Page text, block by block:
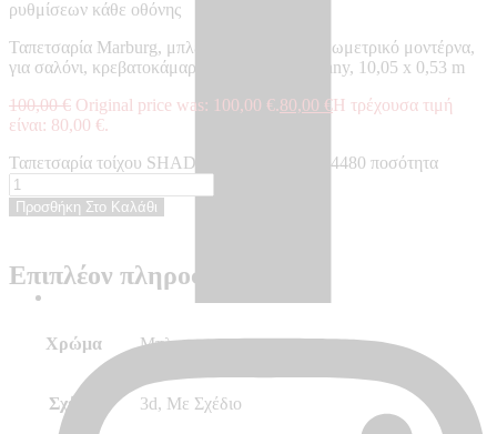
ρυθμίσεων κάθε οθόνης
Ταπετσαρία Marburg, μπλε, 3d, με σχέδιο, γεωμετρικό μοντέρνα,
για σαλόνι, κρεβατοκάμαρα – Made in Germany, 10,05 x 0,53 m
100,00€ Original price was: 100,00 €.80,00 €Η τρέχουσα τιμή
είναι: 80,00 €.
Ταπετσαρία τοίχου SHADES ICONIC - SH34480 ποσότητα
Προσθήκη Στο Καλάθι
Επιπλέον πληροφορίες
Χρώμα Μπλε
Σχέδιο 3d, Με Σχέδιο